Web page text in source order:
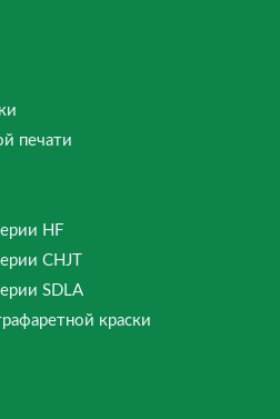
печати
HF
CHJT
SDLA
краски